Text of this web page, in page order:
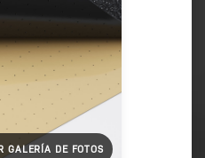
GALERÍA DE FOTOS